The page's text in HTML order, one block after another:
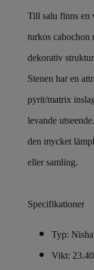
Till salu finns en
turkos cabochon
dekorativ
Stenen har en
pyrit/matrix
levande
den mycket
eller samling.
Specifikationer
Typ:
Vikt: